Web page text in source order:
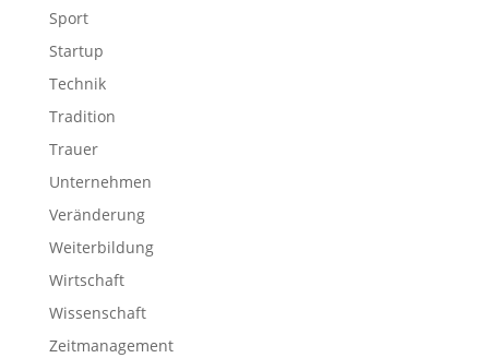
Sport
Startup
Technik
Tradition
Trauer
Unternehmen
Veränderung
Weiterbildung
Wirtschaft
Wissenschaft
Zeitmanagement